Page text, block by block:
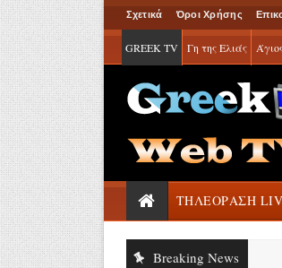
Σχετικά Όροι Χρήσης
GREEK TV Γη της Ελιάς
ΤΗΛΕΟΡΑΣΗ
Breaking News